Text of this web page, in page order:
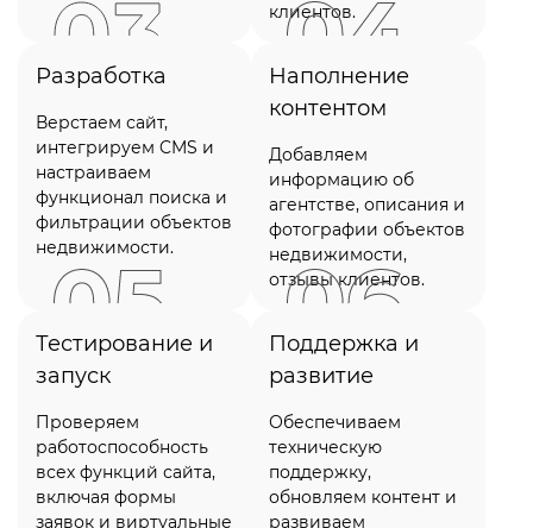
клиентов.
Разработка
Верстаем сайт,
интегрируем CMS и
настраиваем
функционал поиска и
фильтрации объектов
недвижимости.
Наполнение
контентом
Добавляем
информацию об
агентстве, описания и
фотографии объектов
недвижимости,
отзывы клиентов.
Тестирование и
запуск
Проверяем
работоспособность
всех функций сайта,
включая формы
заявок и виртуальные
Поддержка и
развитие
Обеспечиваем
техническую
поддержку,
обновляем контент и
развиваем